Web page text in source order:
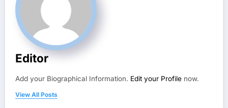
Editor
Add your Biographical Information. Edit your Profile now.
View All Posts